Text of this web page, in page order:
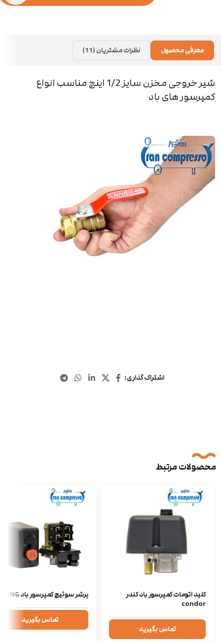
معرفی محصول نظرات مشتریان (11)
شیر خروجی مخزن سایز 1/2 اینچ مناسب انواع
کمپرسور های باد
اشتراک گذاری:
محصولات مرتبط
کلید اتومات کمپرسور باد کندر
condor
تماس بگیرید
پرشر سوئیچ کمپرسور باد FBANG
تماس بگیرید